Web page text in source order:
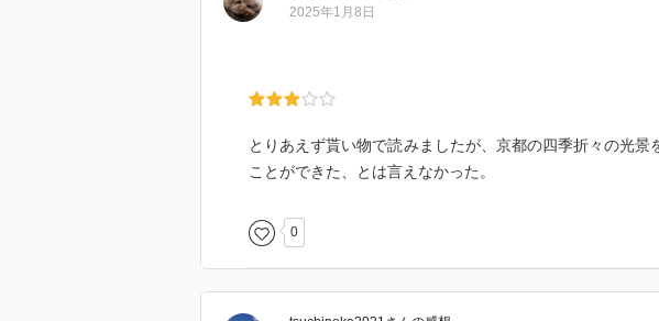
2025年1月8日
とりあえず貰い物で読みましたが、京都の四季折々の光景
ことができた、とは言えなかった。
0